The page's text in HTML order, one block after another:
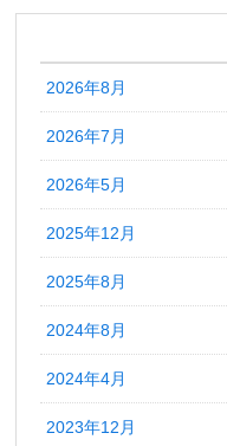
2026年8月
2026年7月
2026年5月
2025年12月
2025年8月
2024年8月
2024年4月
2023年12月